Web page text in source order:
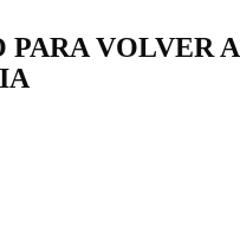
PARA VOLVER A